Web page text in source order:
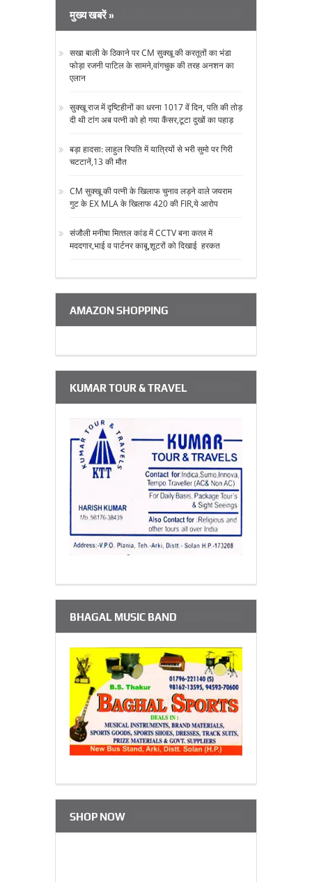
मुख्य खबरें »
सखा बाली के ठिकाने पर CM सुक्‍खू की करतूतों का भंडा
फोड़ा रजनी पाटिल के सामने,वांगचुक की तरह अनशन का
एलान
सुक्‍खू राज में दृष्टिहीनों का धरना 1017 वें दिन, पति की तोड़
दी थी टांग अब पत्‍नी को हो गया कैंसर,टूटा दुखों का पहाड़
बड़ा हादसा: लाहुल स्पिति में यात्रियों से भरी सुमो पर गिरी
चटटानें,13 की मौत
CM सुक्‍खू की पत्‍नी के खिलाफ चुनाव लड़ने वाले जयराम
गुट के EX MLA के खिलाफ 420 की FIR,ये आरोप
संजौली मनीषा मित्‍तल कांड में CCTV बना कत्‍ल में
मददगार,भाई व पार्टनर काबू,शूटरों को दिखाई हरकत
AMAZON SHOPPING
KUMAR TOUR & TRAVEL
BHAGAL MUSIC BAND
SHOP NOW